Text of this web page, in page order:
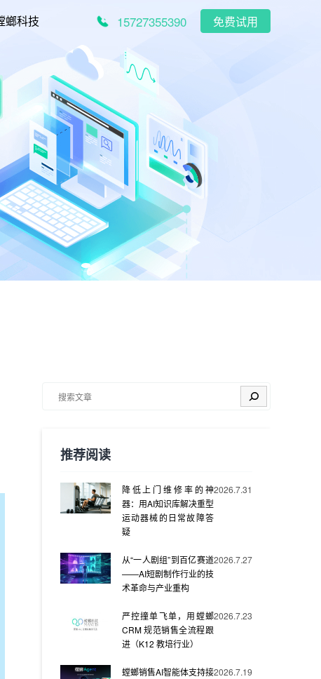
螂科技 15727355390 免费试用
搜索
推荐阅读
降低上门维修率的神
器：用AI知识库解决重型
运动器械的日常故障答
疑
2026.7.31
从“一人剧组”到百亿赛道
——AI短剧制作行业的技
术革命与产业重构
2026.7.27
严控撞单飞单，用螳螂
CRM 规范销售全流程跟
进（K12 教培行业）
2026.7.23
螳螂销售AI智能体支持接2026.7.19